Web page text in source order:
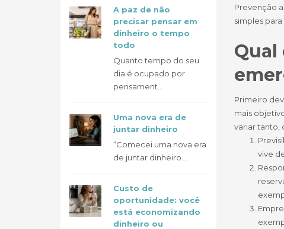
Prevenção
simples
Qual
Primeiro
mais
variar tanto,
vive
A paz de não
precisar pensar em
dinheiro o tempo
todo
Quanto tempo do seu
dia é ocupado por
pensament...
Uma nova era de
juntar dinheiro
“Comecei uma nova era
de juntar dinheiro....
Custo de
oportunidade: você
está economizando
dinheiro ou